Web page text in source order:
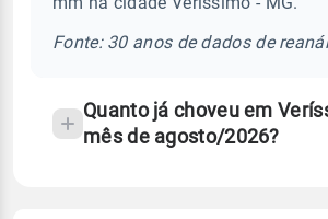
chuva
Fonte: 30 anos de dados de
Quanto já choveu em
mês de agosto/2026?